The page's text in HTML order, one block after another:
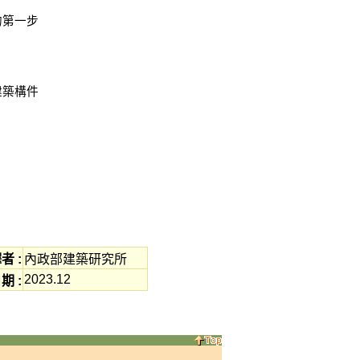
一步
構件
: 內政部建築研究所
: 2023.12